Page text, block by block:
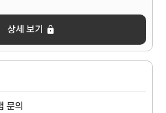
상세 보기
문의